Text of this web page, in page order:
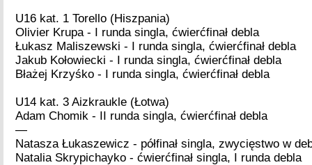
U16 kat. 1 Torello (Hiszpania)
Olivier Krupa - I runda singla, ćwierćfinał debla
Łukasz Maliszewski - I runda singla, ćwierćfinał debla
Jakub Kołowiecki - I runda singla, ćwierćfinał debla
Błażej Krzyśko - I runda singla, ćwierćfinał debla
U14 kat. 3 Aizkraukle (Łotwa)
Adam Chomik - II runda singla, ćwierćfinał debla
—
Natasza Łukaszewicz - półfinał singla, zwycięstwo w
Natalia Skrypichayko - ćwierćfinał singla, I runda debla